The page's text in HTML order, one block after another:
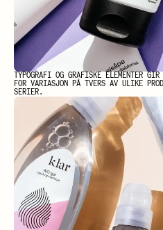
TYPOGRAFI OG GRAFISKE ELEMENTER GIR
FOR VARIASJON PÅ TVERS AV ULIKE
SERIER.